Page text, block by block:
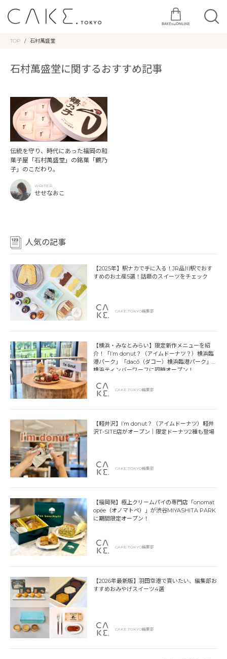
TOP 石村萬盛堂
石村萬盛堂に関するおすすめ記事
伝統を守り、時代にあった福岡の和
菓子屋「石村萬盛堂」の銘菓「鶴乃
子」のこだわり。
WRITER
せせなおこ
人気の記事
【2025年】駅ナカで手に入る！JR品川駅でおす
すめのお土産5選！話題のスイーツをチェック
CAKE.TOKYO編集部
【横浜・みなとみらい】限定新作メニューを紹
介！「I’m donut？（アイムドーナツ？）横浜臨
港パーク」「dacō（ダコー）横浜臨港パーク」
横浜ティンバーワーフに同時オープン！
CAKE.TOKYO編集部
【軽井沢】I’m donut？（アイムドーナツ）軽井
沢T-SITE店がオープン｜限定ドーナツ2種も登場
CAKE.TOKYO編集部
【福岡発】極上クリームパイの専門店「onomat
opée（オノマトペ）」が渋谷MIYASHITA PARK
に期間限定オープン！
CAKE.TOKYO編集部
【2026年最新版】羽田空港で買いたい、編集部お
すすめおみやげスイーツ4選
CAKE.TOKYO編集部